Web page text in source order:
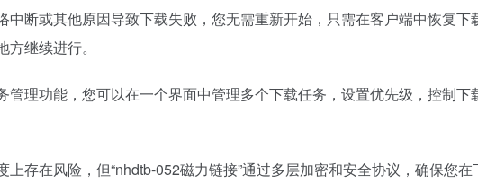
中断或其他原因导致下载失败，您无需重新开始，只需在客户端中恢复下
继续进行。
管理功能，您可以在一个界面中管理多个下载任务，设置优先级，控制下
存在风险，但“nhdtb-052磁力链接”通过多层加密和安全协议，确保您在